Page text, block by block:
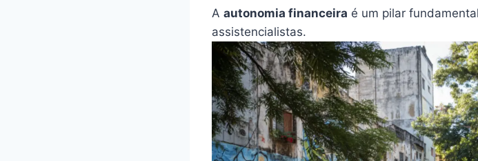
A autonomia financeira é um pilar
assistencialistas.